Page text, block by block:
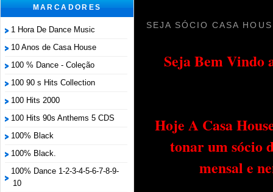
MARCADORES
1 Hora De Dance Music
10 Anos de Casa House
100 % Dance - Coleção
100 90 s Hits Collection
100 Hits 2000
100 Hits 90s Anthems 5 CDS
100% Black
100% Black.
100% Dance 1-2-3-4-5-6-7-8-9-
10
SEJA SÓCIO CASA
Seja Bem Vindo
Hoje A Casa
tonar um sócio
mensal e